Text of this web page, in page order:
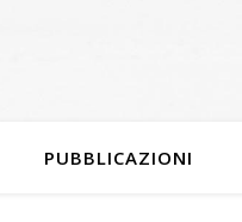
PUBBLICAZIONI